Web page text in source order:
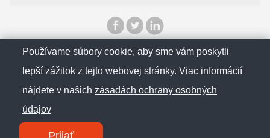
© SlovenskObcan 2025
Zásady ochrany osobných údajov
Používame súbory cookie, aby sme vám poskytli
lepší zážitok z tejto webovej stránky. Viac informácií
nájdete v našich zásadách ochrany osobných
údajov
Prijať